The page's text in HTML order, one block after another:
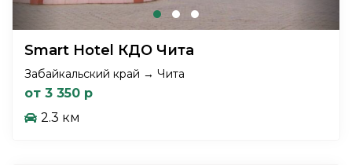
Smart Hotel КДО Чита
Забайкальский край → Чита
от 3 350 р
2.3 км